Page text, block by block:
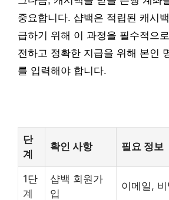
중요합니다. 샵백은 적립된 캐시
급하기 위해 이 과정을 필수적으
전하고 정확한 지급을 위해 본인
를 입력해야 합니다.
단
계
확인 사항 필요 정보
1단
계
샵백 회원가
입
이메일,